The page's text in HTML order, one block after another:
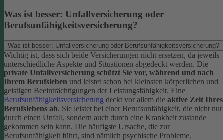
Was ist besser: Unfallversicherung oder
Berufsunfähigkeitsversicherung?
Was ist besser: Unfallversicherung oder Berufsunfähigkeitsversicherung?
Wichtig ist, dass sich beide Versicherungen nicht ersetzen, da jeweils
unterschiedliche Aspekte und Situationen abgedeckt werden. Die
private Unfallversicherung schützt Sie vor, während und nach
Ihrem Berufsleben und leistet schon bei kleinsten körperlichen und
geistigen Beeinträchtigungen der Leistungsfähigkeit. Eine
Berufsunfähigkeitsversicherung deckt vor allem die aktive Zeit Ihres
Berufslebens ab. Sie leistet bei einer Berufsunfähigkeit, die nicht nur
durch einen Unfall, sondern auch durch eine Krankheit zustande
gekommen sein kann. Die häufigste Ursache, die zur
Berufsunfähigkeit führt, sind nämlich psychische Probleme.